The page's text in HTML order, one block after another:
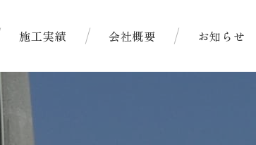
施工実績 会社概要 お知らせ